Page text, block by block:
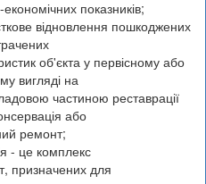
показників;
відновлення пошкоджених
об'єкта у первісному або
вигляді на
частиною реставрації
або
ремонт;
- це комплекс
призначених для